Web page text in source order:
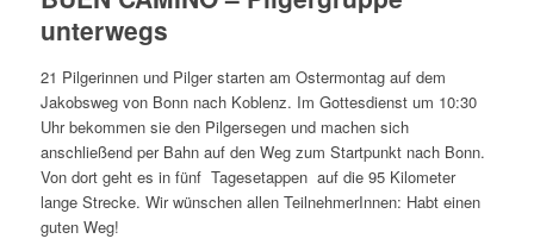
unterwegs
21 Pilgerinnen und Pilger starten am Ostermontag auf dem
Jakobsweg von Bonn nach Koblenz. Im Gottesdienst um 10:30
Uhr bekommen sie den Pilgersegen und machen sich
anschließend per Bahn auf den Weg zum Startpunkt nach Bonn.
Von dort geht es in fünf Tagesetappen auf die 95 Kilometer
lange Strecke. Wir wünschen allen TeilnehmerInnen: Habt einen
guten Weg!